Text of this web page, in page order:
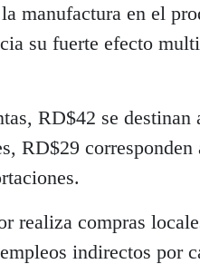
manufactura en el
su fuerte efecto
RD$42 se destinan
RD$29 corresponden
realiza compras
indirectos por